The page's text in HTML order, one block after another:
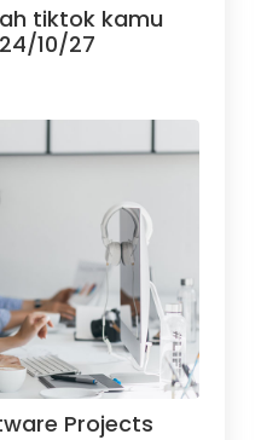
tiktok kamu
10/27
Projects